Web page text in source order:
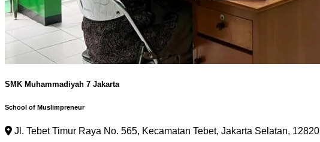
SMK Muhammadiyah 7 Jakarta
School of Muslimpreneur
Jl. Tebet Timur Raya No. 565, Kecamatan Tebet, Jakarta Selatan, 12820